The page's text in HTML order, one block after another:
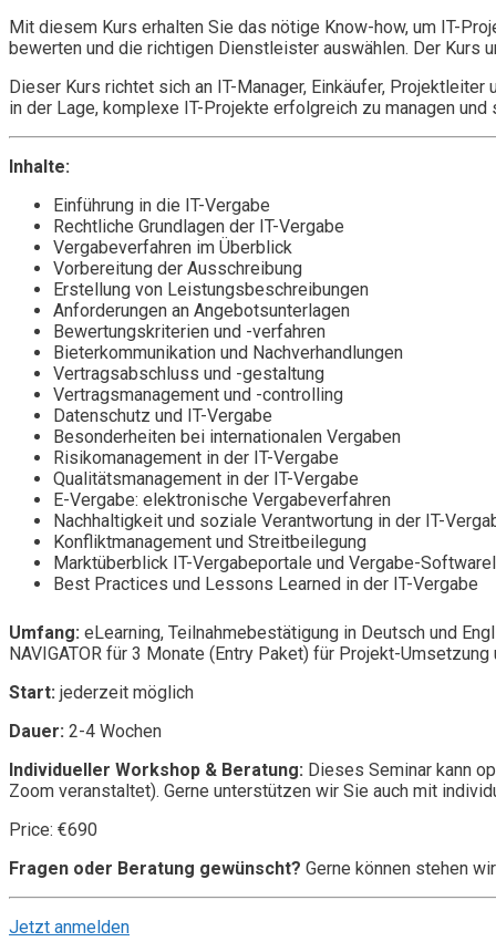
Mit diesem Kurs erhalten Sie das nötige Know-how, um IT-
bewerten und die richtigen Dienstleister auswählen. Der Kurs
Dieser Kurs richtet sich an IT-Manager, Einkäufer,
in der Lage, komplexe IT-Projekte erfolgreich zu managen
Inhalte:
Einführung in die IT-Vergabe
Rechtliche Grundlagen der IT-Vergabe
Vergabeverfahren im Überblick
Vorbereitung der Ausschreibung
Erstellung von Leistungsbeschreibungen
Anforderungen an Angebotsunterlagen
Bewertungskriterien und -verfahren
Bieterkommunikation und Nachverhandlungen
Vertragsabschluss und -gestaltung
Vertragsmanagement und -controlling
Datenschutz und IT-Vergabe
Besonderheiten bei internationalen Vergaben
Risikomanagement in der IT-Vergabe
Qualitätsmanagement in der IT-Vergabe
E-Vergabe: elektronische Vergabeverfahren
Nachhaltigkeit und soziale Verantwortung in der IT-
Konfliktmanagement und Streitbeilegung
Marktüberblick IT-Vergabeportale und Vergabe-
Best Practices und Lessons Learned in der IT-Vergabe
Umfang: eLearning, Teilnahmebestätigung in Deutsch und
NAVIGATOR für 3 Monate (Entry Paket) für Projekt-
Start: jederzeit möglich
Dauer: 2-4 Wochen
Individueller Workshop & Beratung: Dieses Seminar kann
Zoom veranstaltet). Gerne unterstützen wir Sie auch mit
Price: €690
Fragen oder Beratung gewünscht? Gerne können stehen
Jetzt anmelden